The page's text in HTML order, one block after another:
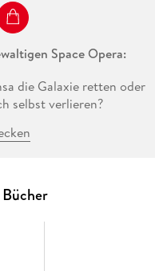
Space Opera:
die Galaxie retten oder
selbst verlieren?
istder vierte und
den Sternen und ihre
hat die junge Pilotin